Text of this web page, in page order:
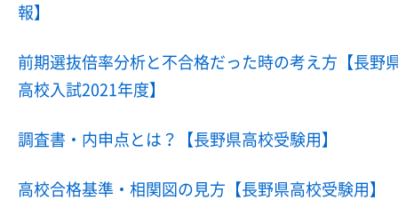
報】
前期選抜倍率分析と不合格だった時の考え方【長野
高校入試2021年度】
調査書・内申点とは？【長野県高校受験用】
高校合格基準・相関図の見方【長野県高校受験用】